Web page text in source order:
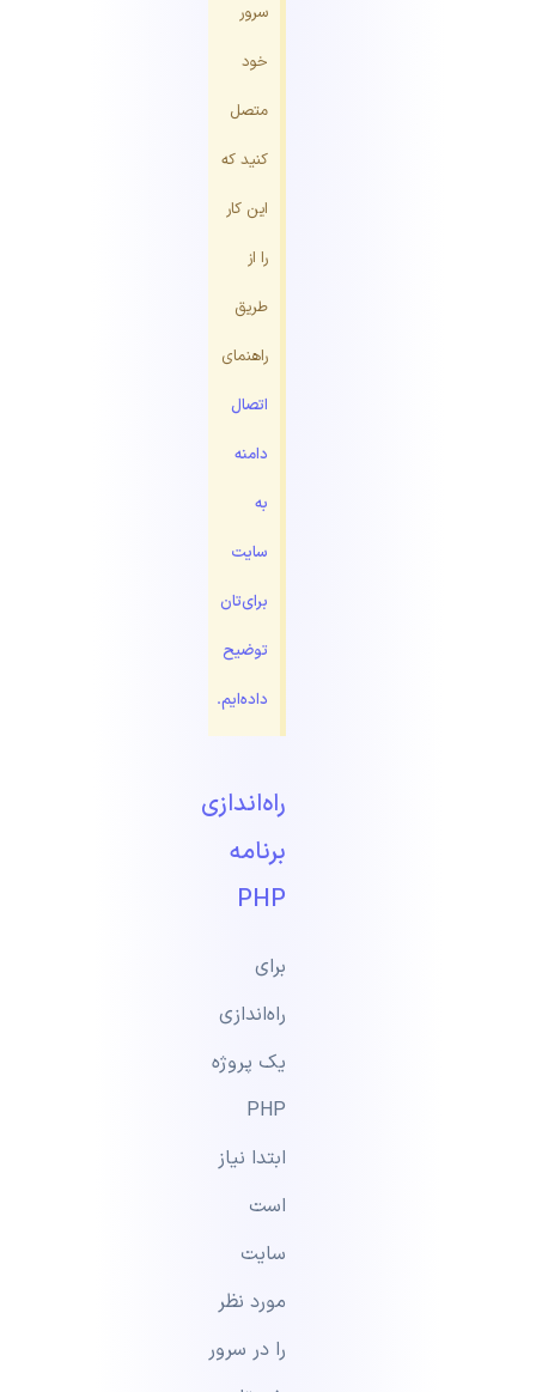
سرور
خود
متصل
کنید که
این کار
را از
طریق
راهنمای
اتصال
دامنه
به
سایت
برای‌تان
توضیح
داده‌ایم.
راه‌اندازی
برنامه
PHP
برای
راه‌اندازی
یک پروژه
PHP
ابتدا نیاز
است
سایت
مورد نظر
را در سرور